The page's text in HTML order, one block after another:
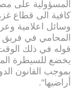
المسؤولية على
كافية الى قطاع
وسائل اعلامية
المحامي في فريق
قوله في ذلك
يخضع للسيطرة
بموجب القانون
أراضيها".